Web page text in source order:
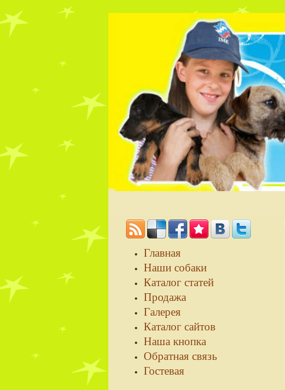
Главная
Наши собаки
Каталог статей
Продажа
Галерея
Каталог сайтов
Наша кнопка
Обратная связь
Гостевая